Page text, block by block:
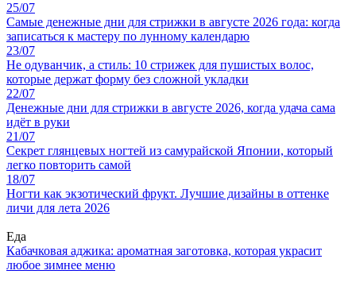
25/07
Самые денежные дни для стрижки в августе 2026 года: когда
записаться к мастеру по лунному календарю
23/07
Не одуванчик, а стиль: 10 стрижек для пушистых волос,
которые держат форму без сложной укладки
22/07
Денежные дни для стрижки в августе 2026, когда удача сама
идёт в руки
21/07
Секрет глянцевых ногтей из самурайской Японии, который
легко повторить самой
18/07
Ногти как экзотический фрукт. Лучшие дизайны в оттенке
личи для лета 2026
Еда
Кабачковая аджика: ароматная заготовка, которая украсит
любое зимнее меню